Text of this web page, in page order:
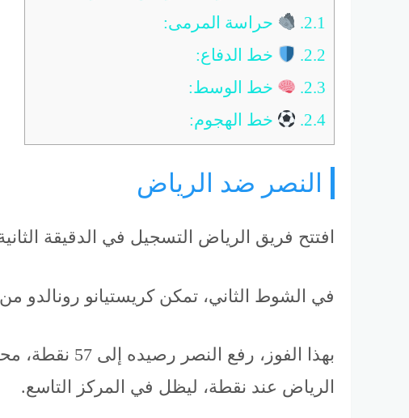
2.1.
حراسة المرمى:
2.2.
خط الدفاع:
2.3.
خط الوسط:
2.4.
خط الهجوم:
النصر ضد الرياض
افتتح فريق الرياض التسجيل في الدقيقة
في الشوط الثاني، تمكن كريستيانو رونالدو من تسجيل هدفين
بهذا
الرياض عند نقطة، ليظل في المركز التاسع.